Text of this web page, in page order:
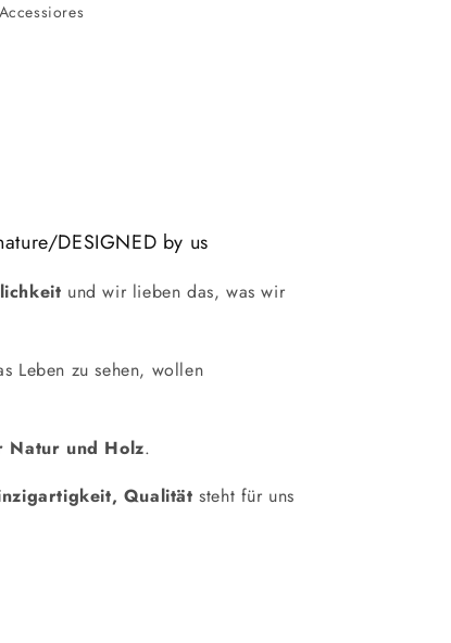
DESIGNED by us
und wir lieben das, was wir
Leben zu sehen, wollen
Natur und Holz.
Qualität steht für uns